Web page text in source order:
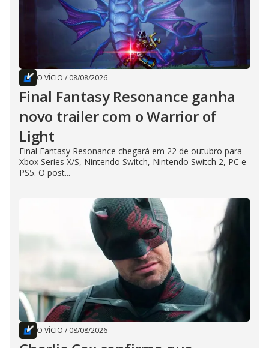
O VÍCIO / 08/08/2026
Final Fantasy Resonance ganha
novo trailer com o Warrior of
Light
Final Fantasy Resonance chegará em 22 de outubro para
Xbox Series X/S, Nintendo Switch, Nintendo Switch 2, PC e
PS5. O post...
O VÍCIO / 08/08/2026